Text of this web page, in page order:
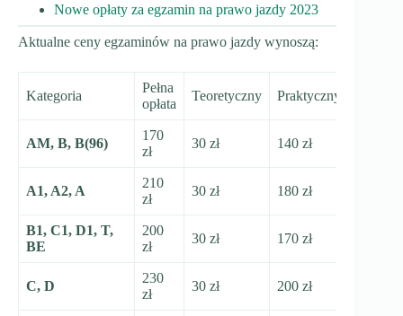
Nowe opłaty za egzamin na prawo jazdy 2023
Aktualne ceny egzaminów na prawo jazdy wynoszą:
Kategoria
Pełna
opłata
Teoretyczny Praktyczny
AM, B, B(96)
170
zł
30 zł 140 zł
A1, A2, A
210
zł
30 zł 180 zł
B1, C1, D1, T,
BE
200
zł
30 zł 170 zł
C, D
230
zł
30 zł 200 zł